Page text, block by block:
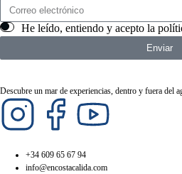
He leído, entiendo y acepto la
Enviar
Descubre un mar de experiencias, dentro y fuera del
+34 609 65 67 94
info@encostacalida.com